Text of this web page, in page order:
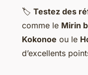
🏷️ Testez des
comme le Mirin
Kokonoe ou le
d’excellents